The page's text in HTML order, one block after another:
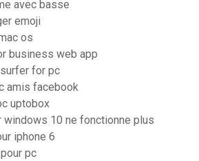
avec basse
emoji
os
business web app
for pc
amis facebook
uptobox
windows 10 ne fonctionne plus
iphone 6
pc